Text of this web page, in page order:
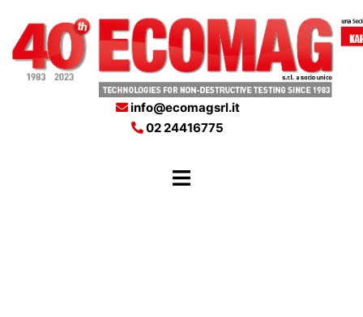
info@ecomagsrl.it
02 24416775